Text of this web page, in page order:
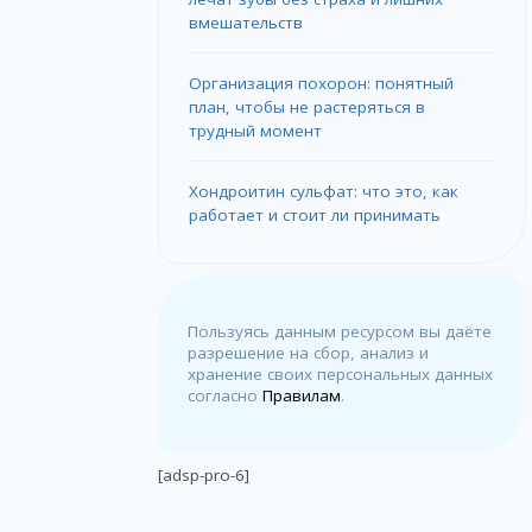
вмешательств
Организация похорон: понятный
план, чтобы не растеряться в
трудный момент
Хондроитин сульфат: что это, как
работает и стоит ли принимать
Пользуясь данным ресурсом вы даёте
разрешение на сбор, анализ и
хранение своих персональных данных
согласноПравилам.
[adsp-pro-6]